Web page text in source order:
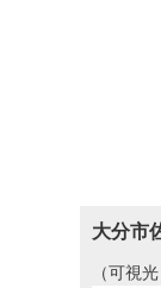
大分市
（可視光